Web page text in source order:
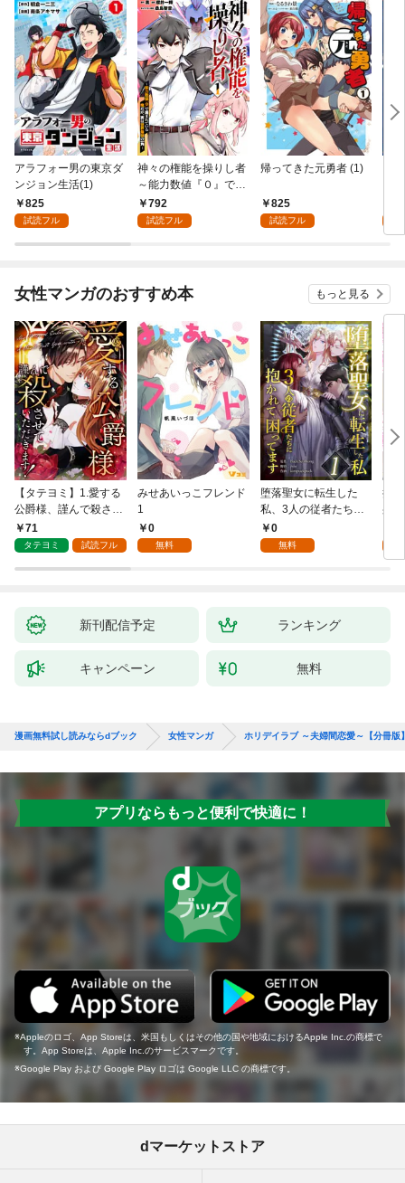
アラフォー男の東京ダ
ンジョン生活(1)
825
試読フル
神々の権能を操りし者
～能力数値『０』で蔑
まれている俺だが、実
は世界最強の一角～(1)
792
試読フル
帰ってきた元勇者 (1)
825
試読フル
(1)
女性マンガのおすすめ本 もっと見る
【タテヨミ】1.愛する
公爵様、謹んで殺させ
ていただきます！
71
タテヨミ 試読フル
みせあいっこフレンド
1
0
無料
堕落聖女に転生した
私、3人の従者たちに
抱かれて困ってます 第
1話
0
無料
授
身
新刊配信予定 ランキング
キャンペーン 無料
漫画無料試し読みならdブック 女性マンガ ホリデイラブ ～夫婦間恋愛～【分冊版
アプリならもっと便利で快適に！
Appleのロゴ、App Storeは、米国もしくはその他の国や地域におけるApple Inc.の商標で
す。App Storeは、Apple Inc.のサービスマークです。
Google Play および Google Play ロゴは Google LLC の商標です。
dマーケットストア